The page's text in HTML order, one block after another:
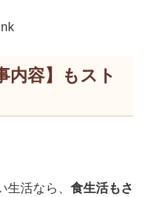
内容】もスト
活なら、 食生活もさ